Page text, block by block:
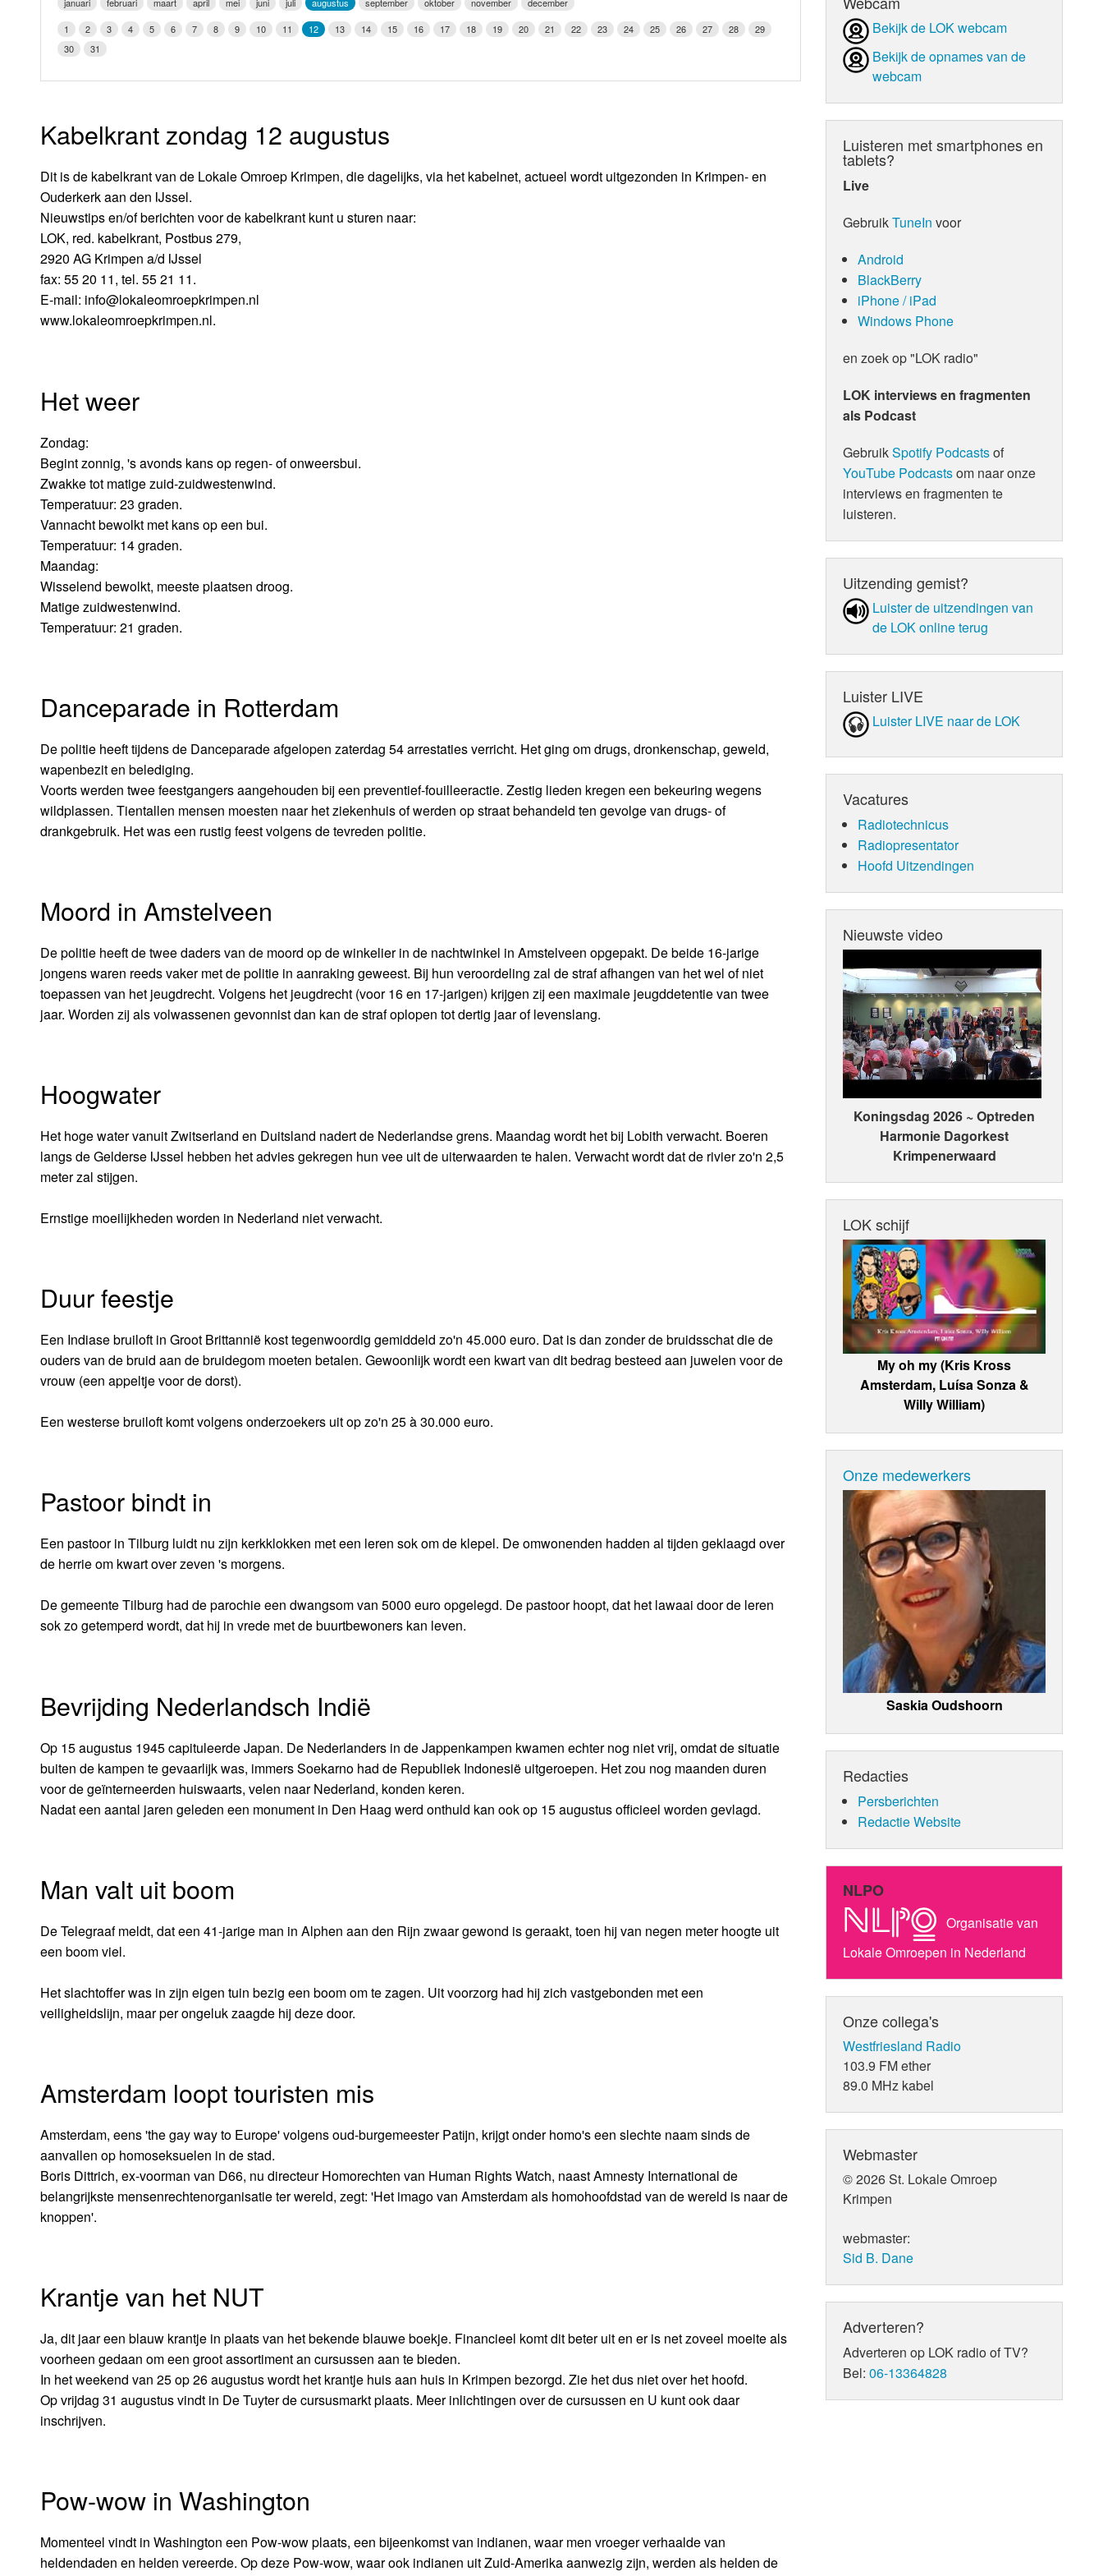
Vrijdag
LOK schijf
Oude LOK programma's
Weerman
1
2 3 4 5 6 7 8 9 10 11 12 13 14 15 16 17 18 19 20 21 22 23 24 25 26 27 28
29
30
31
Kabelkrant zondag 12 augustus
Dit is de kabelkrant van de Lokale Omroep Krimpen, die dagelijks, via het kabelnet, actueel wordt uitgezonden in Krimpen- en
Ouderkerk aan den IJssel.
Nieuwstips en/of berichten voor de kabelkrant kunt u sturen naar:
LOK, red. kabelkrant, Postbus 279,
2920 AG Krimpen a/d IJssel
fax: 55 20 11, tel. 55 21 11.
E-mail: info@lokaleomroepkrimpen.nl
www.lokaleomroepkrimpen.nl.
Het weer
Zondag:
Begint zonnig, 's avonds kans op regen- of onweersbui.
Zwakke tot matige zuid-zuidwestenwind.
Temperatuur: 23 graden.
Vannacht bewolkt met kans op een bui.
Temperatuur: 14 graden.
Maandag:
Wisselend bewolkt, meeste plaatsen droog.
Matige zuidwestenwind.
Temperatuur: 21 graden.
Danceparade in Rotterdam
De politie heeft tijdens de Danceparade afgelopen zaterdag 54 arrestaties verricht. Het ging om drugs, dronkenschap, geweld,
wapenbezit en belediging.
Voorts werden twee feestgangers aangehouden bij een preventief-fouilleeractie. Zestig lieden kregen een bekeuring wegens
wildplassen. Tientallen mensen moesten naar het ziekenhuis of werden op straat behandeld ten gevolge van drugs- of
drankgebruik. Het was een rustig feest volgens de tevreden politie.
Moord in Amstelveen
De politie heeft de twee daders van de moord op de winkelier in de nachtwinkel in Amstelveen opgepakt. De beide 16-jarige
jongens waren reeds vaker met de politie in aanraking geweest. Bij hun veroordeling zal de straf afhangen van het wel of niet
toepassen van het jeugdrecht. Volgens het jeugdrecht (voor 16 en 17-jarigen) krijgen zij een maximale jeugddetentie van twee
jaar. Worden zij als volwassenen gevonnist dan kan de straf oplopen tot dertig jaar of levenslang.
Hoogwater
Het hoge water vanuit Zwitserland en Duitsland nadert de Nederlandse grens. Maandag wordt het bij Lobith verwacht. Boeren
langs de Gelderse IJssel hebben het advies gekregen hun vee uit de uiterwaarden te halen. Verwacht wordt dat de rivier zo'n 2,5
meter zal stijgen.
Ernstige moeilijkheden worden in Nederland niet verwacht.
Duur feestje
Een Indiase bruiloft in Groot Brittannië kost tegenwoordig gemiddeld zo'n 45.000 euro. Dat is dan zonder de bruidsschat die de
ouders van de bruid aan de bruidegom moeten betalen. Gewoonlijk wordt een kwart van dit bedrag besteed aan juwelen voor de
vrouw (een appeltje voor de dorst).
Een westerse bruiloft komt volgens onderzoekers uit op zo'n 25 à 30.000 euro.
Pastoor bindt in
Een pastoor in Tilburg luidt nu zijn kerkklokken met een leren sok om de klepel. De omwonenden hadden al tijden geklaagd over
de herrie om kwart over zeven 's morgens.
De gemeente Tilburg had de parochie een dwangsom van 5000 euro opgelegd. De pastoor hoopt, dat het lawaai door de leren
sok zo getemperd wordt, dat hij in vrede met de buurtbewoners kan leven.
Bevrijding Nederlandsch Indië
Op 15 augustus 1945 capituleerde Japan. De Nederlanders in de Jappenkampen kwamen echter nog niet vrij, omdat de situatie
buiten de kampen te gevaarlijk was, immers Soekarno had de Republiek Indonesië uitgeroepen. Het zou nog maanden duren
voor de geïnterneerden huiswaarts, velen naar Nederland, konden keren.
Nadat een aantal jaren geleden een monument in Den Haag werd onthuld kan ook op 15 augustus officieel worden gevlagd.
Man valt uit boom
De Telegraaf meldt, dat een 41-jarige man in Alphen aan den Rijn zwaar gewond is geraakt, toen hij van negen meter hoogte uit
een boom viel.
Het slachtoffer was in zijn eigen tuin bezig een boom om te zagen. Uit voorzorg had hij zich vastgebonden met een
veiligheidslijn, maar per ongeluk zaagde hij deze door.
Amsterdam loopt touristen mis
Amsterdam, eens 'the gay way to Europe' volgens oud-burgemeester Patijn, krijgt onder homo's een slechte naam sinds de
aanvallen op homoseksuelen in de stad.
Boris Dittrich, ex-voorman van D66, nu directeur Homorechten van Human Rights Watch, naast Amnesty International de
belangrijkste mensenrechtenorganisatie ter wereld, zegt: 'Het imago van Amsterdam als homohoofdstad van de wereld is naar de
knoppen'.
Krantje van het NUT
Ja, dit jaar een blauw krantje in plaats van het bekende blauwe boekje. Financieel komt dit beter uit en er is net zoveel moeite als
voorheen gedaan om een groot assortiment an cursussen aan te bieden.
In het weekend van 25 op 26 augustus wordt het krantje huis aan huis in Krimpen bezorgd. Zie het dus niet over het hoofd.
Op vrijdag 31 augustus vindt in De Tuyter de cursusmarkt plaats. Meer inlichtingen over de cursussen en U kunt ook daar
inschrijven.
Pow-wow in Washington
Momenteel vindt in Washington een Pow-wow plaats, een bijeenkomst van indianen, waar men vroeger verhaalde van
heldendaden en helden vereerde. Op deze Pow-wow, waar ook indianen uit Zuid-Amerika aanwezig zijn, werden als helden de
Bekijk de LOK webcam
Bekijk de opnames van de
webcam
Luisteren met smartphones en
tablets?
Live
GebruikTuneIn voor
Android
BlackBerry
iPhone / iPad
Windows Phone
en zoek op "LOK radio"
LOK interviews en fragmenten
als Podcast
GebruikSpotify Podcastsof
YouTube Podcastsom naar onze
interviews en fragmenten te
luisteren.
Uitzending gemist?
Luister de uit­zen­din­gen van
de LOK online terug
Luister LIVE
Luister LIVE naar de LOK
Vacatures
Radiotechnicus
Radiopresentator
Hoofd Uitzendingen
Nieuwste video
Koningsdag 2026 ~ Optreden
Harmonie Dagorkest
Krimpenerwaard
LOK schijf
My oh my (Kris Kross
Amsterdam, Luísa Sonza &
Willy William)
Onze medewerkers
Saskia Oudshoorn
Redacties
Persberichten
Redactie Website
NLPO
Organisatie van
Lokale Omroepen in Nederland
Onze collega's
Westfriesland Radio
103.9 FM ether
89.0 MHz kabel
Webmaster
© 2026 St. Lokale Omroep
Krimpen
webmaster:
Sid B. Dane
Adverteren?
Adverteren op LOK radio of TV?
Bel:06-13364828